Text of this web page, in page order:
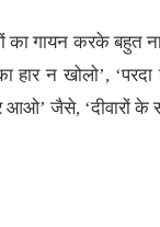
गायन करके बहुत
हार न खोलो’,
आओ’ जैसे, ‘दीवारों